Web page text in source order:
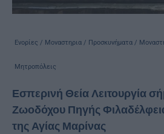
Ενορίες / Μοναστηρια / Προσκυνήματα /
Μητροπόλεις
Εσπερινή Θεία Λειτουργία
Ζωοδόχου Πηγής
της Αγίας Μαρίνας